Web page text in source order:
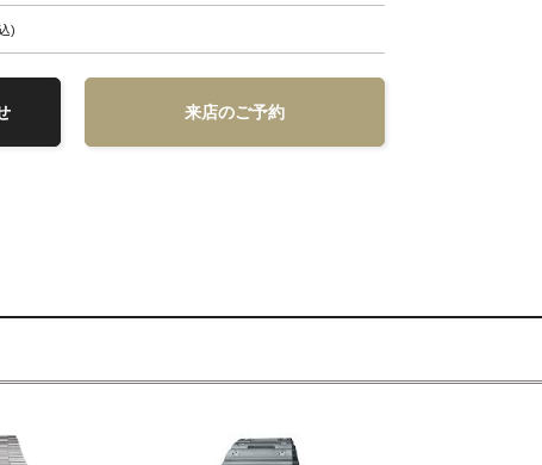
来店のご予約